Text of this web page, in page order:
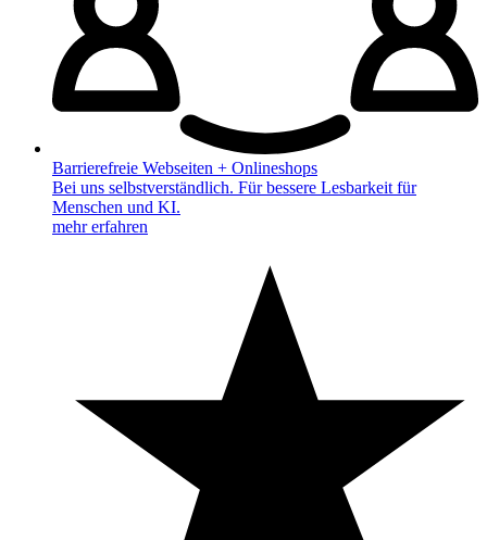
Barrierefreie Webseiten + Onlineshops
Bei uns selbstverständlich. Für bessere Lesbarkeit für
Menschen und KI.
mehr erfahren